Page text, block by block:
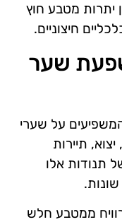
יתרות מטבע חוץ
חיצוניים.
שער
על שערי
תיירות
תנודות אלו
ממטבע חלש